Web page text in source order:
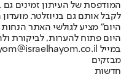
המודפסת של העיתון זמינים
לקבל אותם גם בניוזלטר.
היום" מציע לגולשי האתר
היום פתוח להערות, לביקורת
במייל hayom@israelhayom.co.il.
מבזקים
חדשות